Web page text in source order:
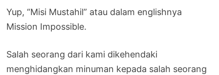
Yup, “Misi Mustahil” atau dalam englishnya
Mission Impossible.
Salah seorang dari kami dikehendaki
menghidangkan minuman kepada salah seorang